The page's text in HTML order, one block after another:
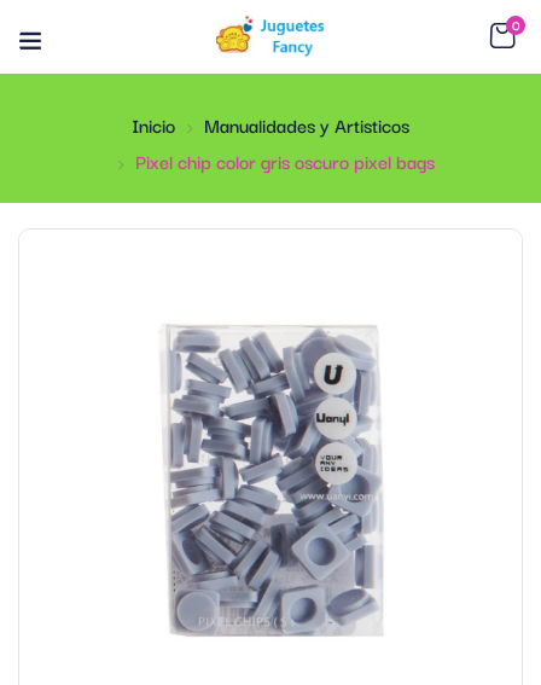
0
Inicio
Manualidades y Artisticos
Pixel chip color gris oscuro pixel bags